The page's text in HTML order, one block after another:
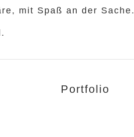
mit Spaß an der Sache.
Portfolio